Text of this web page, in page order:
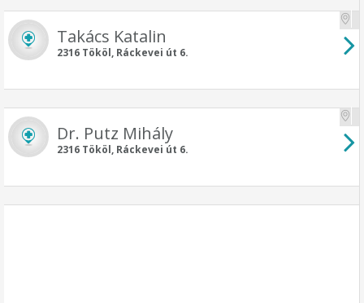
Takács Katalin
2316 Tököl, Ráckevei út 6.
Dr. Putz Mihály
2316 Tököl, Ráckevei út 6.